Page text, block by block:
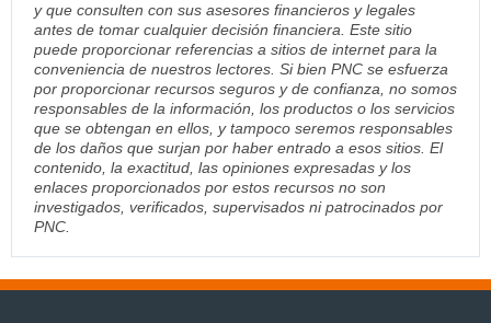
y que consulten con sus asesores financieros y legales
antes de tomar cualquier decisión financiera. Este sitio
puede proporcionar referencias a sitios de internet para la
conveniencia de nuestros lectores. Si bien PNC se esfuerza
por proporcionar recursos seguros y de confianza, no somos
responsables de la información, los productos o los servicios
que se obtengan en ellos, y tampoco seremos responsables
de los daños que surjan por haber entrado a esos sitios. El
contenido, la exactitud, las opiniones expresadas y los
enlaces proporcionados por estos recursos no son
investigados, verificados, supervisados ni patrocinados por
PNC.